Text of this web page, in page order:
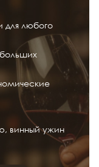
для любого
винный ужин